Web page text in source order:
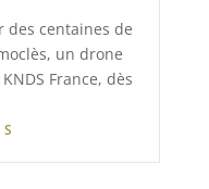
des centaines de
un drone
France, dès